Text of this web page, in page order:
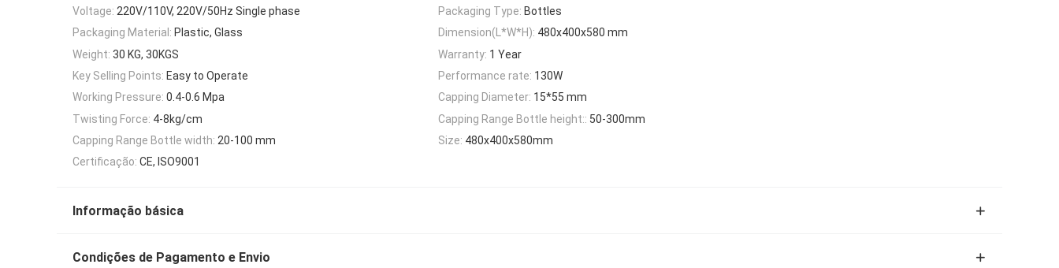
Voltage: 220V/110V, 220V/50Hz Single phase Packaging Type: Bottles
Packaging Material: Plastic, Glass Dimension(L*W*H): 480x400x580 mm
Weight: 30 KG, 30KGS Warranty: 1 Year
Key Selling Points: Easy to Operate Performance rate: 130W
Working Pressure: 0.4-0.6 Mpa Capping Diameter: 15*55 mm
Twisting Force: 4-8kg/cm Capping Range Bottle height:: 50-300mm
Capping Range Bottle width: 20-100 mm Size: 480x400x580mm
Certificação: CE, ISO9001
Informação básica
Condições de Pagamento e Envio